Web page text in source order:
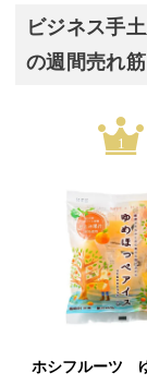
ビジネス手
の週間売れ
1
ホシフルーツ